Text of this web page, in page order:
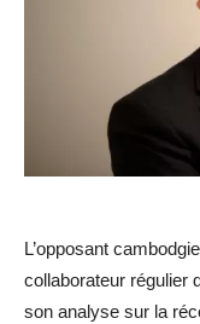
L’opposant
collaborateur régulier
son analyse sur la